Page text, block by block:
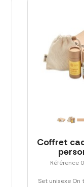
Coffret
Référence
Set unisexe On